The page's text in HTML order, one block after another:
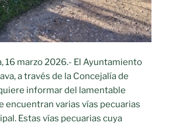
16 marzo 2026.- El Ayuntamiento
a través de la Concejalía de
informar del lamentable
encuentran varias vías pecuarias
Estas vías pecuarias cuya